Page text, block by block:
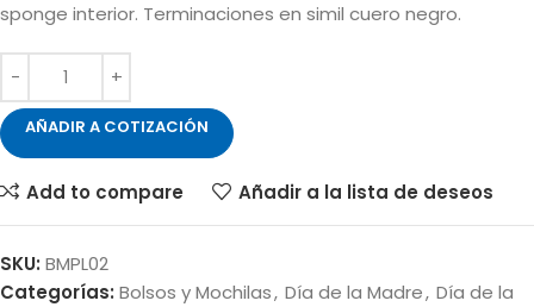
sponge interior. Terminaciones en simil cuero negro.
AÑADIR A COTIZACIÓN
Add to compare Añadir a la lista de deseos
SKU: BMPL02
Categorías: Bolsos y Mochilas, Día de la Madre, Día de la